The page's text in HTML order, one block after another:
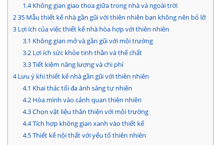
1.4Không gian giao thoa giữa trong nhà và ngoài trời
235 Mẫu thiết kế nhà gần gũi với thiên nhiên bạn không nên bỏ lỡ
3 Lợi ích của việc thiết kế nhà hòa hợp với thiên nhiên
3.1 Không gian mở và gần gũi với môi trường
3.2Lợi ích sức khỏe tinh thần và thể chất
3.3Tiết kiệm năng lượng và chi phí
4Lưu ý khi thiết kế nhà gần gũi với thiên nhiên
4.1 Khai thác tối đa ánh sáng tự nhiên
4.2Hòa mình vào cảnh quan thiên nhiên
4.3Chọn vật liệu thân thiện với môi trường
4.4Tích hợp không gian xanh vào thiết kế
4.5Thiết kế nội thất với yếu tố thiên nhiên